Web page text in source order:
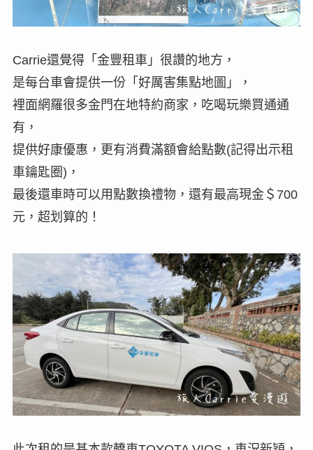
Carrie還覺得「金豐租車」很讚的地方，
是每台車會提供一份「好厲害集點地圖」，
裡面網羅很多金門在地特約商家，吃喝玩樂買通通
有，
提供好康優惠，更有消費滿額會給點數(記得出示租
車鑰匙圈)，
最後還車時可以用點數換禮物，還有最高現金＄700
元，超划算的！